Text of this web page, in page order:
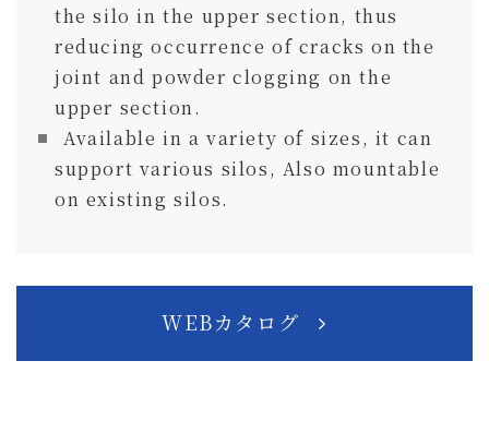
the silo in the upper section, thus
reducing occurrence of cracks on the
joint and powder clogging on the
upper section.
Available in a variety of sizes, it can
support various silos, Also mountable
on existing silos.
WEBカタログ